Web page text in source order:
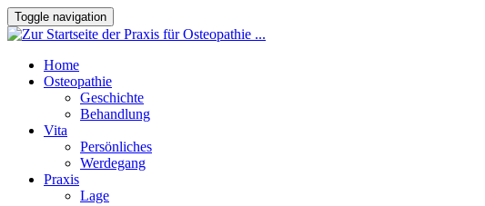
Toggle navigation
Home
Osteopathie
Geschichte
Behandlung
Vita
Persönliches
Werdegang
Praxis
Lage